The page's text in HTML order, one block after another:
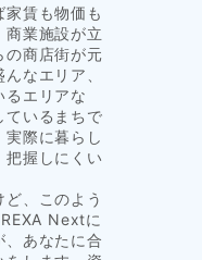
賃も物価も
商業施設が立
の商店街が元
なエリア、
るエリアな
ているまちで
際に暮らし
把握しにくい
、このよう
Nextに
、あなたに合